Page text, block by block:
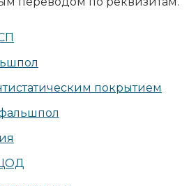
покрытием